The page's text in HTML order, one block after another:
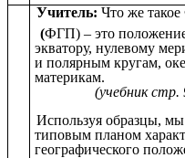
Учитель:Что же
(ФГП) – это
экватору, нулевому
и полярным кругам,
материкам.
(учебник стр.
Используя образцы, мы
типовым планом
географического